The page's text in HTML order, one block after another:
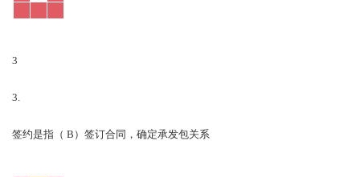
3
3.
签约是指（ B ）签订合同，确定承发包关系